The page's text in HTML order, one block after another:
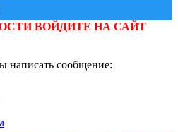
ВОЙДИТЕ НА САЙТ
написать сообщение: